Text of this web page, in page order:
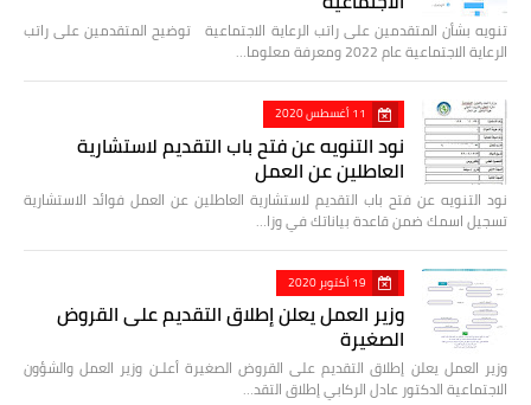
تنويه بشأن المتقدمين على راتب الرعاية الاجتماعية توضيح المتقدمين على راتب
الرعاية الاجتماعية عام 2022 ومعرفة معلوما…
11 أغسطس 2020
نود التنويه عن فتح باب التقديم لاستشارية
العاطلين عن العمل
نود التنويه عن فتح باب التقديم لاستشارية العاطلين عن العمل فوائد الاستشارية
تسجيل اسمك ضمن قاعدة بياناتك في وزا…
19 أكتوبر 2020
وزير العمل يعلن إطلاق التقديم على القروض
الصغيرة
وزير العمل يعلن إطلاق التقديم على القروض الصغيرة أعلـن وزير العمل والشؤون
الاجتماعية الدكتور عادل الركابي إطلاق التقد…